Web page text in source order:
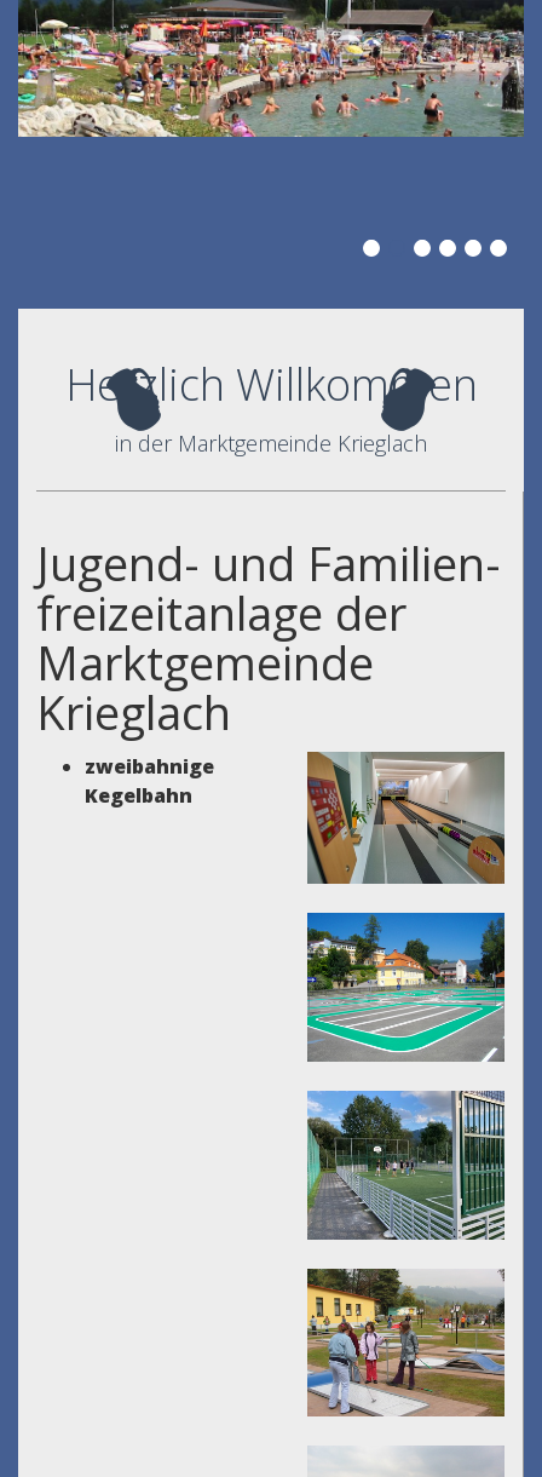
Herzlich Willkommen
in der Marktgemeinde Krieglach
Jugend- und Familien-
freizeitanlage der
Marktgemeinde
Krieglach
zweibahnige
Kegelbahn